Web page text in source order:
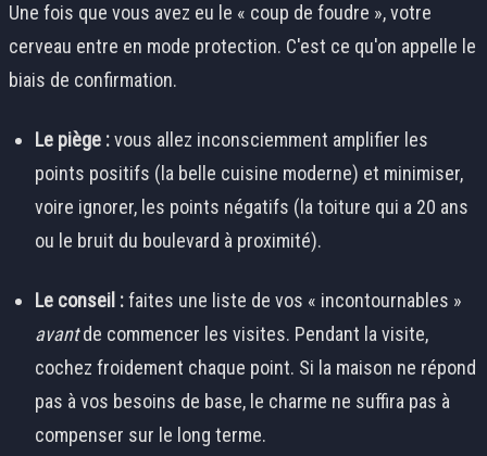
Une fois que vous avez eu le « coup de foudre », votre
cerveau entre en mode protection. C'est ce qu'on appelle le
biais de confirmation.
Le piège :vous allez inconsciemment amplifier les
points positifs (la belle cuisine moderne) et minimiser,
voire ignorer, les points négatifs (la toiture qui a 20 ans
ou le bruit du boulevard à proximité).
Le conseil :faites une liste de vos « incontournables »
avantde commencer les visites. Pendant la visite,
cochez froidement chaque point. Si la maison ne répond
pas à vos besoins de base, le charme ne suffira pas à
compenser sur le long terme.